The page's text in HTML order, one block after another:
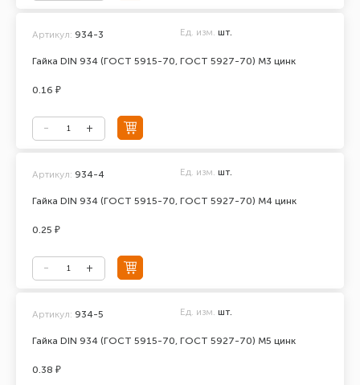
Гайка DIN 934 (ГОСТ 5915-70, ГОСТ 5927-70) М3 цинк
Артикул: 934-3 Ед. изм. шт.
0.16 ₽
Гайка DIN 934 (ГОСТ 5915-70, ГОСТ 5927-70) М4 цинк
Артикул: 934-4 Ед. изм. шт.
0.25 ₽
Гайка DIN 934 (ГОСТ 5915-70, ГОСТ 5927-70) М5 цинк
Артикул: 934-5 Ед. изм. шт.
0.38 ₽